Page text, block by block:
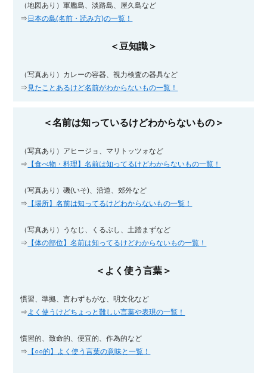
（地図あり）軍艦島、淡路島、屋久島など
⇒ 日本の島(名前・読み方)の一覧！
＜豆知識＞
（写真あり）カレーの容器、視力検査の器具など
⇒ 見たことあるけど名前がわからないもの一覧！
＜名前は知っているけどわからないもの＞
（写真あり）アヒージョ、マリトッツォなど
⇒
【食べ物・料理】名前は知ってるけどわからないもの一覧！
（写真あり）磯(いそ)、沿道、郊外など
⇒
【場所】名前は知ってるけどわからないもの一覧！
（写真あり）うなじ、くるぶし、土踏まずなど
⇒
【体の部位】名前は知ってるけどわからないもの一覧！
＜よく使う言葉＞
慣習、準拠、言わずもがな、明文化など
⇒よく使うけどちょっと難しい言葉や表現の一覧！
慣習的、致命的、便宜的、作為的など
⇒
【○○的】よく使う言葉の意味と一覧！